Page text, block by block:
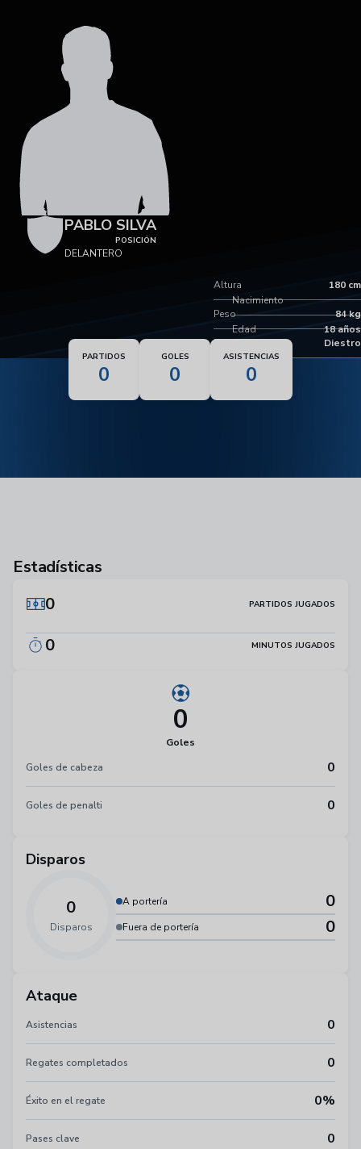
PABLO SILVA
POSICIÓN
DELANTERO
Altura 180 cm
Peso 84 kg
Pie dominante Diestro
Nacimiento
Edad 18 años
PARTIDOS
0
GOLES
0
ASISTENCIAS
0
Estadísticas
0
PARTIDOS JUGADOS
0 MINUTOS JUGADOS
0
Goles
Goles de cabeza
0
Goles de penalti 0
Disparos
0
Disparos
A portería 0
Fuera de portería 0
Ataque
Asistencias 0
Regates completados 0
Éxito en el regate 0%
Pases clave 0